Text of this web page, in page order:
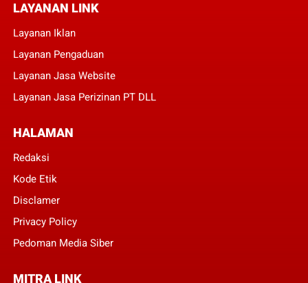
LAYANAN LINK
Layanan Iklan
Layanan Pengaduan
Layanan Jasa Website
Layanan Jasa Perizinan PT DLL
HALAMAN
Redaksi
Kode Etik
Disclamer
Privacy Policy
Pedoman Media Siber
MITRA LINK